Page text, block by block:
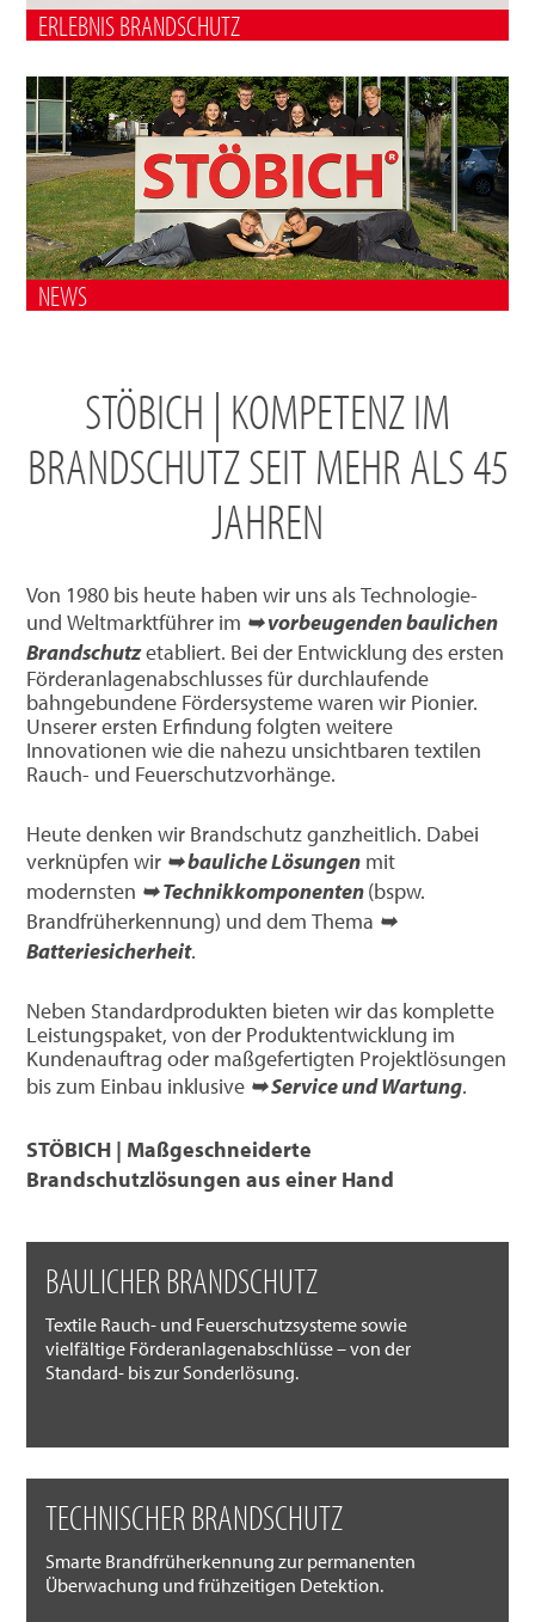
ERLEBNIS BRANDSCHUTZ
NEWS
STÖBICH | KOMPETENZ IM
BRANDSCHUTZ SEIT MEHR ALS 45
JAHREN
Von 1980 bis heute haben wir uns als Technologie-
und Weltmarktführer im ➥ vorbeugenden baulichen
Brandschutzetabliert. Bei der Entwicklung des ersten
Förderanlagenabschlusses für durchlaufende
bahngebundene Fördersysteme waren wir Pionier.
Unserer ersten Erfindung folgten weitere
Innovationen wie die nahezu unsichtbaren textilen
Rauch- und Feuerschutzvorhänge.
Heute denken wir Brandschutz ganzheitlich. Dabei
verknüpfen wir ➥ bauliche Lösungen mit
modernsten ➥ Technikkomponenten(bspw.
Brandfrüherkennung) und dem Thema ➥
Batteriesicherheit.
Neben Standardprodukten bieten wir das komplette
Leistungspaket, von der Produktentwicklung im
Kundenauftrag oder maßgefertigten Projektlösungen
bis zum Einbau inklusive ➥ Service und Wartung.
STÖBICH | Maßgeschneiderte
Brandschutzlösungen aus einer Hand
BAULICHER BRANDSCHUTZ
Textile Rauch- und Feuerschutzsysteme sowie
vielfältige Förderanlagenabschlüsse – von der
Standard- bis zur Sonderlösung.
TECHNISCHER BRANDSCHUTZ
Smarte Brandfrüherkennung zur permanenten
Überwachung und frühzeitigen Detektion.